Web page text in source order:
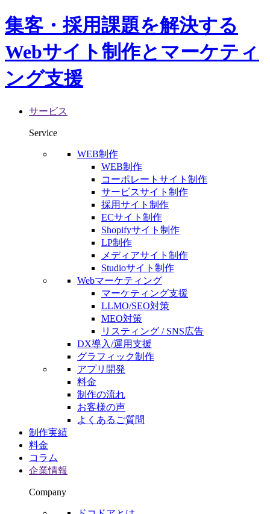
集客・採用課題を解決する
Webサイト制作とマーケティ
ング支援
サービス
Service
WEB制作
WEB制作
コーポレートサイト制作
サービスサイト制作
採用サイト制作
ECサイト制作
Shopifyサイト制作
LP制作
メディアサイト制作
Studioサイト制作
Webマーケティング
マーケティング支援
LLMO/SEO対策
MEO対策
リスティング / SNS広告
DX導入/運用支援
グラフィック制作
アプリ開発
料金
制作の流れ
お客様の声
よくあるご質問
制作実績
料金
コラム
企業情報
Company